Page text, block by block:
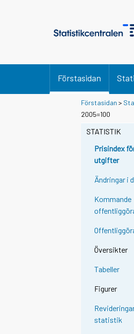
Förstasidan
Förstasidan >
2005=100
STATISTIK
Prisindex
utgifter
Ändringar i
Kommande
Översikter
Tabeller
Figurer
statistik